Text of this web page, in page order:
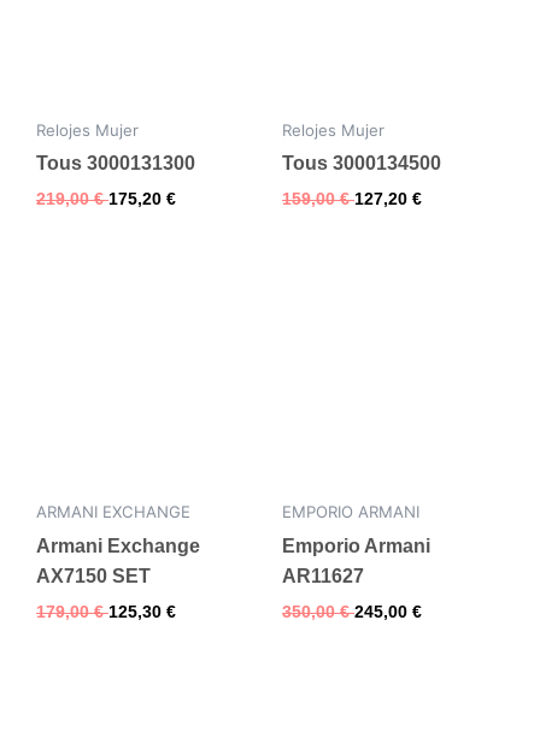
Relojes Mujer
Tous 3000131300
219,00€ 175,20 €
Relojes Mujer
Tous 3000134500
159,00€ 127,20 €
ARMANI EXCHANGE
Armani Exchange
AX7150 SET
179,00€ 125,30 €
EMPORIO ARMANI
Emporio Armani
AR11627
350,00€ 245,00 €